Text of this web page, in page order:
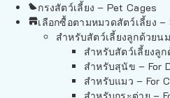
กรงสัตว์เลี้ยง – Pet Cages
เลือกซื้อตามหมวดสัตว์เลี้ยง –
สำหรับสัตว์เลี้ยงลูกด้วยน
สำหรับสัตว์เลี้ยงลู
สำหรับสุนัข – For
สำหรับแมว – For